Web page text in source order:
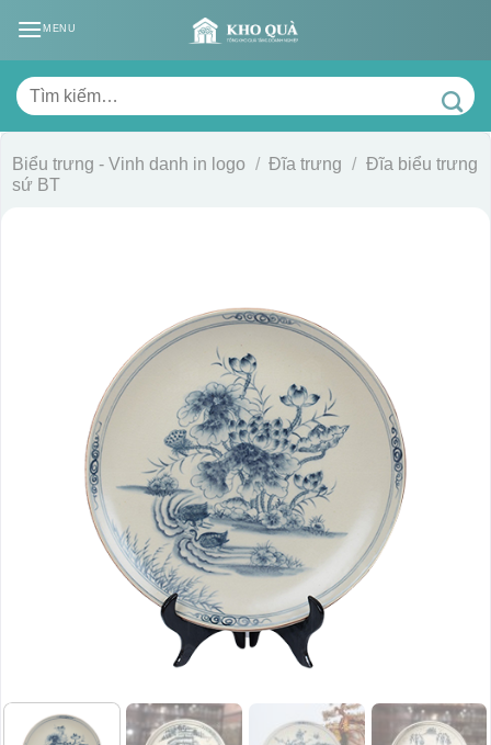
MENU
Tìm
kiếm:
Biểu trưng - Vinh danh in logo / Đĩa trưng / Đĩa biểu trưng
sứ BT